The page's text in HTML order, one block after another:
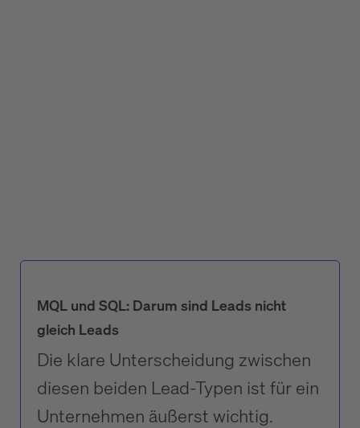
MQL und SQL: Darum sind Leads nicht
gleich Leads
‍Die klare Unterscheidung zwischen
diesen beiden Lead-Typen ist für ein
Unternehmen äußerst wichtig.